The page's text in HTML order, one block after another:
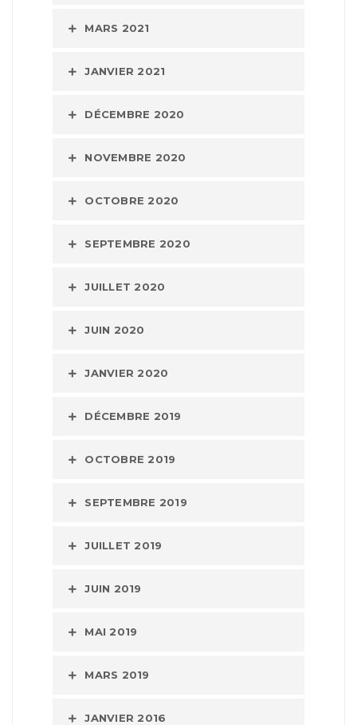
MARS 2021
JANVIER 2021
DÉCEMBRE 2020
NOVEMBRE 2020
OCTOBRE 2020
SEPTEMBRE 2020
JUILLET 2020
JUIN 2020
JANVIER 2020
DÉCEMBRE 2019
OCTOBRE 2019
SEPTEMBRE 2019
JUILLET 2019
JUIN 2019
MAI 2019
MARS 2019
JANVIER 2016